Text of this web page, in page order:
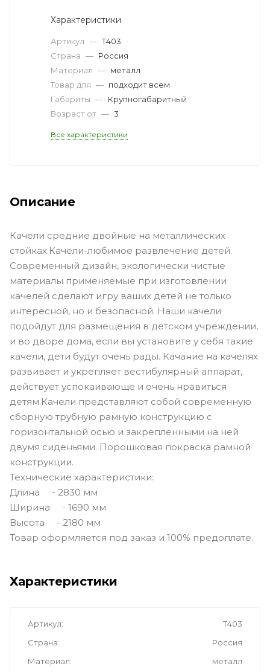
Характеристики
Артикул — Т403
Страна — Россия
Материал — металл
Товар для — подходит всем
Габариты — Крупногабаритный
Возраст от — 3
Все характеристики
Описание
Качели средние двойные на металлических
стойках.Качели-любимое развлечение детей.
Современный дизайн, экологически чистые
материалы применяемые при изготовлении
качелей сделают игру ваших детей не только
интересной, но и безопасной. Наши качели
подойдут для размещения в детском учреждении,
и во дворе дома, если вы установите у себя такие
качели, дети будут очень рады. Качание на качелях
развивает и укрепляет вестибулярный аппарат,
действует успокаивающе и очень нравиться
детям.Качели представляют собой современную
сборную трубную рамную конструкцию с
горизонтальной осью и закрепленными на ней
двумя сиденьями. Порошковая покраска рамной
конструкции.
Технические характеристики:
Длина - 2830 мм
Ширина - 1690 мм
Высота - 2180 мм
Товар оформляется под заказ и 100% предоплате.
Характеристики
Артикул
Т403
Страна
Россия
Материал
металл